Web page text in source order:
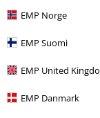
EMP Norge
EMP Suomi
EMP United
EMP Danmark
Kläder
Kläder & accessoarer
Teman